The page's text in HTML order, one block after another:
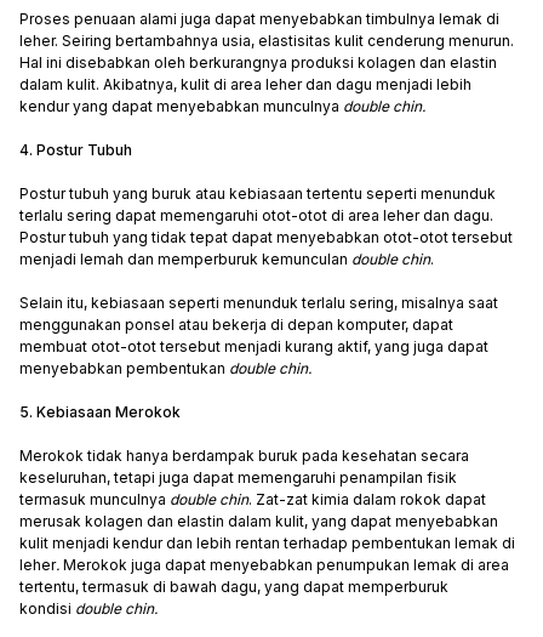
Proses penuaan alami juga dapat menyebabkan timbulnya lemak di
leher. Seiring bertambahnya usia, elastisitas kulit cenderung menurun.
Hal ini disebabkan oleh berkurangnya produksi kolagen dan elastin
dalam kulit. Akibatnya, kulit di area leher dan dagu menjadi lebih
kendur yang dapat menyebabkan munculnya double chin.
4. Postur Tubuh
Postur tubuh yang buruk atau kebiasaan tertentu seperti menunduk
terlalu sering dapat memengaruhi otot-otot di area leher dan dagu.
Postur tubuh yang tidak tepat dapat menyebabkan otot-otot tersebut
menjadi lemah dan memperburuk kemunculan double chin.
Selain itu, kebiasaan seperti menunduk terlalu sering, misalnya saat
menggunakan ponsel atau bekerja di depan komputer, dapat
membuat otot-otot tersebut menjadi kurang aktif, yang juga dapat
menyebabkan pembentukan double chin.
5. Kebiasaan Merokok
Merokok tidak hanya berdampak buruk pada kesehatan secara
keseluruhan, tetapi juga dapat memengaruhi penampilan fisik
termasuk munculnya double chin. Zat-zat kimia dalam rokok dapat
merusak kolagen dan elastin dalam kulit, yang dapat menyebabkan
kulit menjadi kendur dan lebih rentan terhadap pembentukan lemak di
leher. Merokok juga dapat menyebabkan penumpukan lemak di area
tertentu, termasuk di bawah dagu, yang dapat memperburuk
kondisi double chin.